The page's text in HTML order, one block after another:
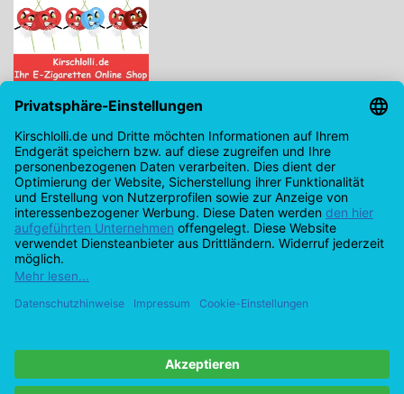
Kirschlolli.de - Ihr E-Zigaretten Online Shop
Kirchplatz 7, 96114 Hirschaid
0171 - 6124207
info@kirschlolli.de
USt-IdNr.: DE321609131
Kundendienst
Mein Konto